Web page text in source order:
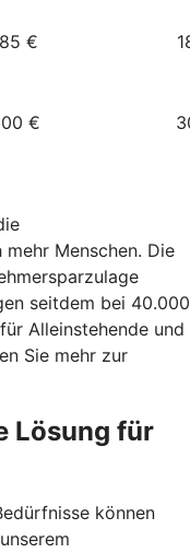
€
€
Menschen. Die
seitdem bei 40.000
Alleinstehende und
Sie mehr zur
Lösung für
können